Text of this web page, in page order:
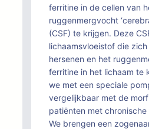
ferritine in de cellen van
ruggenmergvocht
(CSF) te krijgen. Deze
lichaamsvloeistof die
hersenen en het
ferritine in het lichaam te
we met een speciale
vergelijkbaar met de
patiënten met
We brengen een